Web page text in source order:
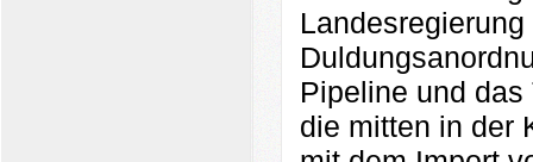
Pipeline und
die mitten in der